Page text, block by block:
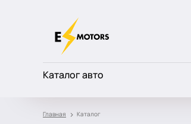
Каталог авто
Главная › Каталог